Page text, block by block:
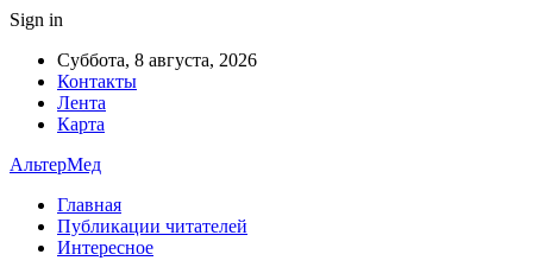
Sign in
Суббота, 8 августа, 2026
Контакты
Лента
Карта
АльтерМед
Главная
Публикации читателей
Интересное